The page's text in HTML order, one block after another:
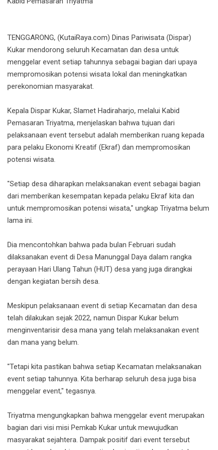
TENGGARONG, (KutaiRaya.com) Dinas Pariwisata (Dispar)
Kukar mendorong seluruh Kecamatan dan desa untuk
menggelar event setiap tahunnya sebagai bagian dari upaya
mempromosikan potensi wisata lokal dan meningkatkan
perekonomian masyarakat.
Kepala Dispar Kukar, Slamet Hadiraharjo, melalui Kabid
Pemasaran Triyatma, menjelaskan bahwa tujuan dari
pelaksanaan event tersebut adalah memberikan ruang kepada
para pelaku Ekonomi Kreatif (Ekraf) dan mempromosikan
potensi wisata.
"Setiap desa diharapkan melaksanakan event sebagai bagian
dari memberikan kesempatan kepada pelaku Ekraf kita dan
untuk mempromosikan potensi wisata," ungkap Triyatma belum
lama ini.
Dia mencontohkan bahwa pada bulan Februari sudah
dilaksanakan event di Desa Manunggal Daya dalam rangka
perayaan Hari Ulang Tahun (HUT) desa yang juga dirangkai
dengan kegiatan bersih desa.
Meskipun pelaksanaan event di setiap Kecamatan dan desa
telah dilakukan sejak 2022, namun Dispar Kukar belum
menginventarisir desa mana yang telah melaksanakan event
dan mana yang belum.
"Tetapi kita pastikan bahwa setiap Kecamatan melaksanakan
event setiap tahunnya. Kita berharap seluruh desa juga bisa
menggelar event," tegasnya.
Triyatma mengungkapkan bahwa menggelar event merupakan
bagian dari visi misi Pemkab Kukar untuk mewujudkan
masyarakat sejahtera. Dampak positif dari event tersebut